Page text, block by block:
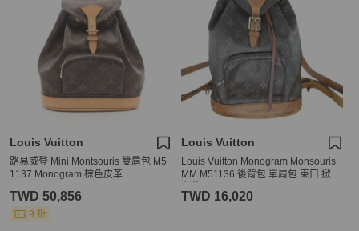
Louis Vuitton
路易威登 Mini Montsouris 雙肩包 M5
1137 Monogram 棕色皮革
TWD 50,856
9 折
Louis Vuitton
Louis Vuitton Monogram Monsouris
MM M51136 後背包 單肩包 束口 掀蓋
TWD 16,020